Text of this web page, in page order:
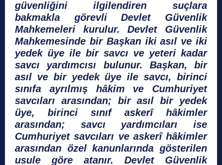
güvenliğini ilgilendiren suçlara
bakmakla görevli Devlet Güvenlik
Mahkemeleri kurulur. Devlet Güvenlik
Mahkemesinde bir Başkan iki asıl ve iki
yedek üye ile bir savcı ve yeteri kadar
savcı yardımcısı bulunur. Başkan, bir
asıl ve bir yedek üye ile savcı, birinci
sınıfa ayrılmış hâkim ve Cumhuriyet
savcıları arasından; bir asıl bir yedek
üye, birinci sınıf askerî hâkimler
arasından; savcı yardımcıları ise
Cumhuriyet savcıları ve askerî hâkimler
arasından özel kanunlarında gösterilen
usule göre atanır. Devlet Güvenlik